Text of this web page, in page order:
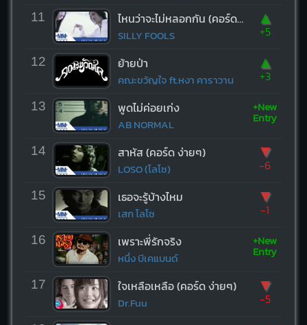
11 ไหนว่าจะไม่หลอกกัน (คอร์ด ง่ายๆ)
SILLY FOOLS
▲
+5
12 ย้ายป่า
คณะขวัญใจ ft.หงา คาราวาน
▲
+3
13 พูดไม่ค่อยเก่ง
AB NORMAL
+New
Entry
14 สาหัส (คอร์ด ง่ายๆ)
LOSO (โลโซ)
▼
-6
15 เธอจะรู้บ้างไหม
เสก โลโซ
▼
-1
16 เพราะพี่รักจริง
หนึ่ง บีเคแบนด์
+New
Entry
17 ใจเหลือเหลือ (คอร์ด ง่ายๆ)
Dr.Fuu
▼
-5